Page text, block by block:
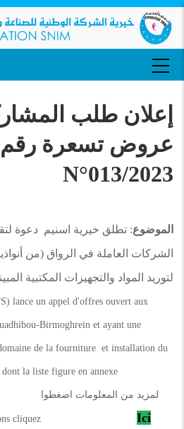
تجاوز
إلى
المحتوى
الرئيسيMAIN
NAVIGATION
إعلان طلب
N°013/2023
الموضوع: تطلق خيرية اسنيم دعوة
الشركات العاملة في الرواق (من
لتوريد المواد والتجهيزات المكتبية
lance un appel d'offres ouvert aux
Birmoghrein et ayant une
de la fourniture et installation du
la liste figure en annexe
cliquez Ici